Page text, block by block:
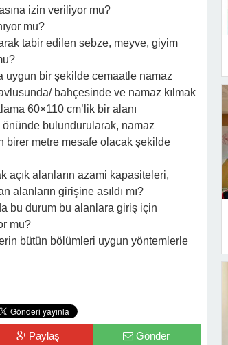
izin veriliyor mu?
mu?
tabir edilen sebze, meyve, giyim
uygun bir şekilde cemaatle namaz
bahçesinde ve namaz kılmak
60×110 cm’lik bir alanı
bulundurularak, namaz
birer metre mesafe olacak şekilde
açık alanların azami kapasiteleri,
alanların girişine asıldı mı?
bu durum bu alanlara giriş için
mu?
bütün bölümleri uygun yöntemlerle
Paylaş Gönder